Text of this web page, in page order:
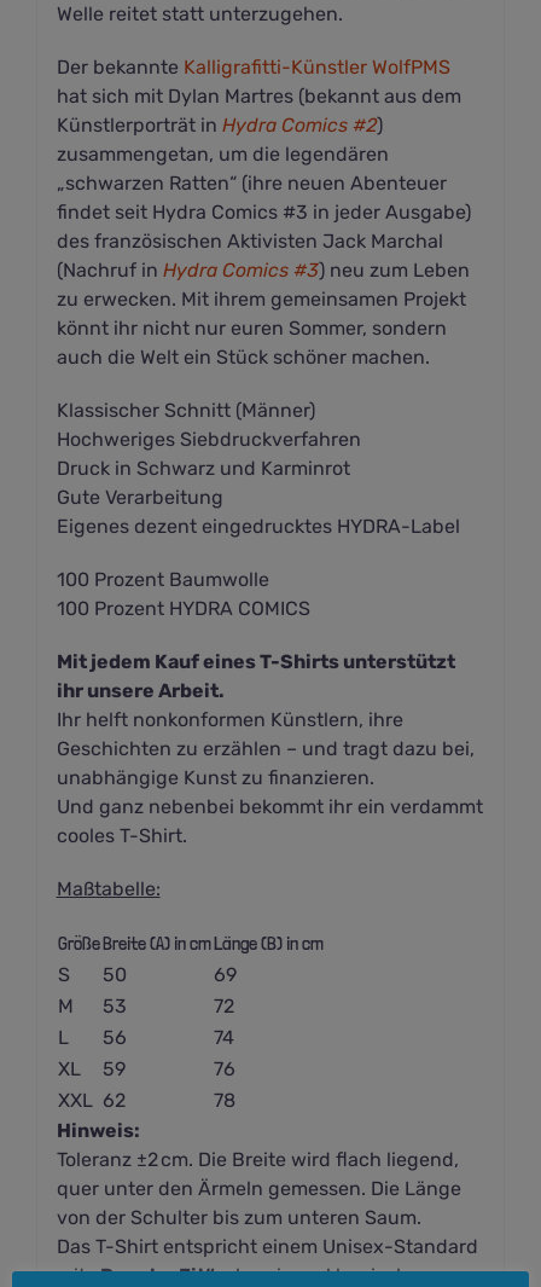
Welle reitet statt unterzugehen.
Der bekannte Kalligrafitti-Künstler WolfPMS
hat sich mit Dylan Martres (bekannt aus dem
Künstlerporträt in Hydra Comics #2)
zusammengetan, um die legendären
„schwarzen Ratten“ (ihre neuen Abenteuer
findet seit Hydra Comics #3 in jeder Ausgabe)
des französischen Aktivisten Jack Marchal
(Nachruf in Hydra Comics #3) neu zum Leben
zu erwecken. Mit ihrem gemeinsamen Projekt
könnt ihr nicht nur euren Sommer, sondern
auch die Welt ein Stück schöner machen.
Klassischer Schnitt (Männer)
Hochweriges Siebdruckverfahren
Druck in Schwarz und Karminrot
Gute Verarbeitung
Eigenes dezent eingedrucktes HYDRA-Label
100 Prozent Baumwolle
100 Prozent HYDRA COMICS
Mit jedem Kauf eines T-Shirts unterstützt
ihr unsere Arbeit.
Ihr helft nonkonformen Künstlern, ihre
Geschichten zu erzählen – und tragt dazu bei,
unabhängige Kunst zu finanzieren.
Und ganz nebenbei bekommt ihr ein verdammt
cooles T-Shirt.
Maßtabelle:
GrößeBreite (A) in cmLänge (B) in cm
S
50
69
M
53
72
L
56
74
XL
59
76
XXL 62
78
Hinweis:
Toleranz ±2 cm. Die Breite wird flach liegend,
quer unter den Ärmeln gemessen. Die Länge
von der Schulter bis zum unteren Saum.
Das T-Shirt entspricht einem Unisex-Standard
mit„Regular Fit“, also einem klassisch-